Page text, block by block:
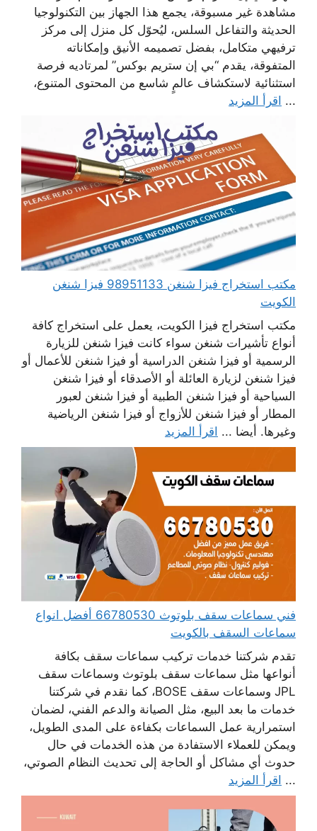
مشاهدة غير مسبوقة، يجمع هذا الجهاز بين التكنولوجيا
الحديثة والتفاعل السلس، ليُحوّل كل منزل إلى مركز
ترفيهي متكامل، بفضل تصميمه الأنيق وإمكاناته
المتفوقة، يقدم “بي إن ستريم بوكس” لمرتاديه فرصة
استثنائية لاستكشاف عالمٍ شاسع من المحتوى المتنوع،
... اقرأ المزيد
مكتب استخراج فيزا شنغن 98951133 فيزا شنغن
الكويت
مكتب استخراج فيزا الكويت، يعمل على استخراج كافة
أنواع تأشيرات شنغن سواء كانت فيزا شنغن للزيارة
الرسمية أو فيزا شنغن الدراسية أو فيزا شنغن للأعمال أو
فيزا شنغن لزيارة العائلة أو الأصدقاء أو فيزا شنغن
السياحية أو فيزا شنغن الطبية أو فيزا شنغن لعبور
المطار أو فيزا شنغن للأزواج أو فيزا شنغن الرياضية
وغيرها. أيضا ... اقرأ المزيد
فني سماعات سقف بلوتوث 66780530 أفضل انواع
سماعات السقف بالكويت
تقدم شركتنا خدمات تركيب سماعات سقف بكافة
أنواعها مثل سماعات سقف بلوتوث وسماعات سقف
JPL وسماعات سقف BOSE، كما نقدم في شركتنا
خدمات ما بعد البيع، مثل الصيانة والدعم الفني، لضمان
استمرارية عمل السماعات بكفاءة على المدى الطويل،
ويمكن للعملاء الاستفادة من هذه الخدمات في حال
حدوث أي مشاكل أو الحاجة إلى تحديث النظام الصوتي،
... اقرأ المزيد